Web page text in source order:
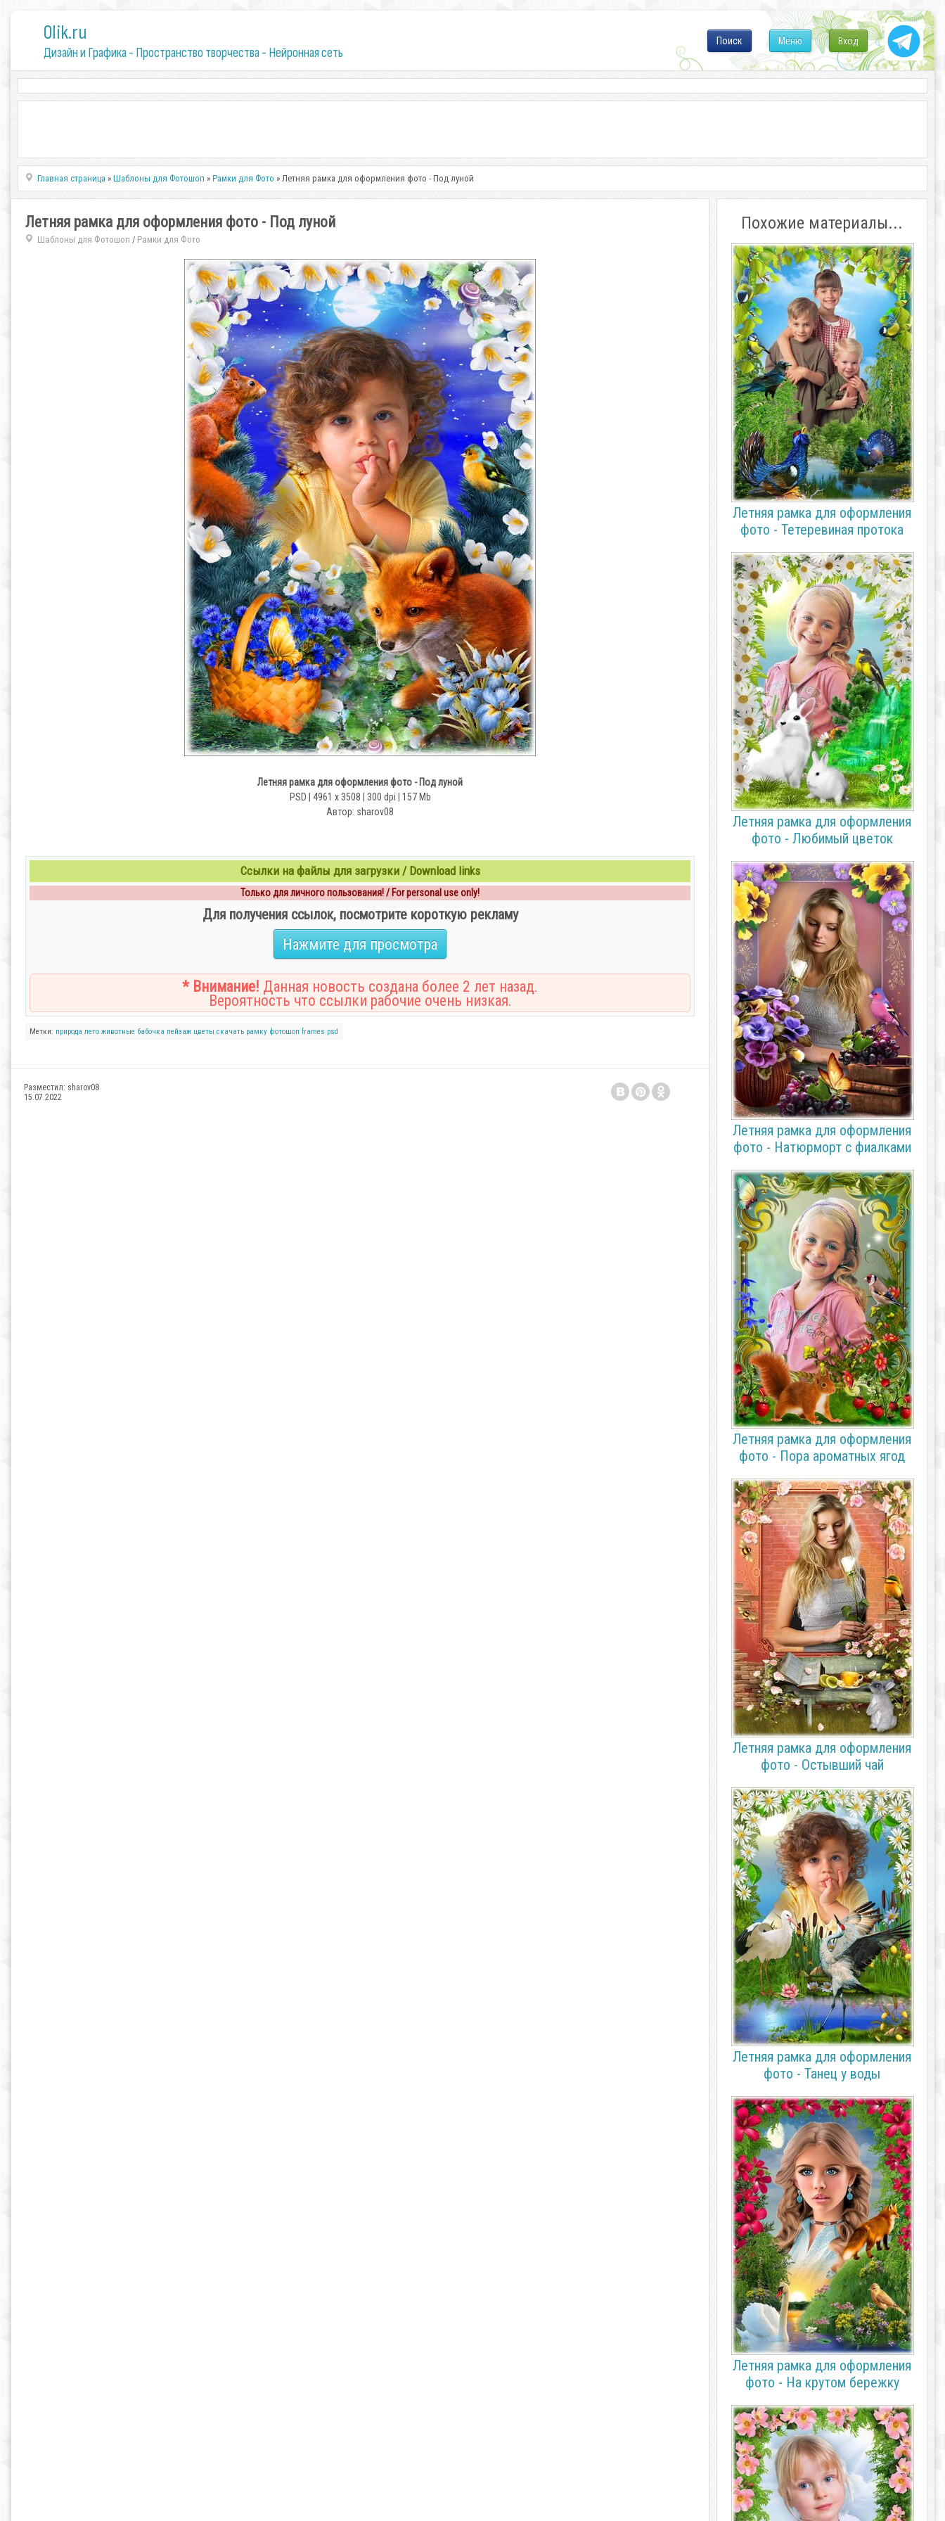
0lik.ru
Дизайн и Графика - Пространство творчества - Нейронная сеть
Вход
Меню
Поиск
Главная страница »Шаблоны для Фотошоп »Рамки для Фото » Летняя рамка для оформления фото - Под луной
Летняя рамка для оформления фото - Под луной
Шаблоны для Фотошоп / Рамки для Фото
Летняя рамка для оформления фото - Под луной
PSD | 4961 х 3508 | 300 dpi | 157 Mb
Автор: sharov08
Ссылки на файлы для загрузки / Download links
Только для личного пользования! / For personal use only!
Для получения ссылок, посмотрите короткую рекламу
Нажмите для просмотра
* Внимание! Данная новость создана более 2 лет назад.
Вероятность что ссылки рабочие очень низкая.
Метки: природа лето животные бабочка пейзаж цветы скачать рамку фотошоп frames psd
Разместил: sharov08
15.07.2022
Похожие материалы...
Летняя рамка для оформления
фото - Тетеревиная протока
Летняя рамка для оформления
фото - Любимый цветок
Летняя рамка для оформления
фото - Натюрморт с фиалками
Летняя рамка для оформления
фото - Пора ароматных ягод
Летняя рамка для оформления
фото - Остывший чай
Летняя рамка для оформления
фото - Танец у воды
Летняя рамка для оформления
фото - На крутом бережку